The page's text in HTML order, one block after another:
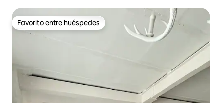
Favorito entre huéspedes
Favorito entre huéspedes